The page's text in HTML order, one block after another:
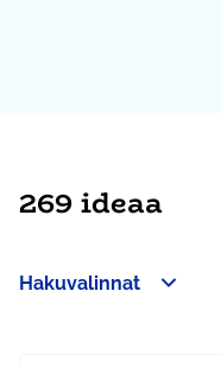
269 ideaa
Hakuvalinnat